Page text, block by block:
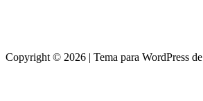
Copyright © 2026 | Tema para WordPress de